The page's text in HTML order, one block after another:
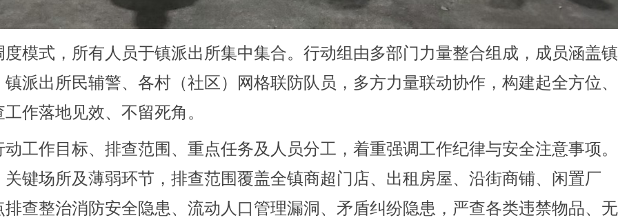
模式，所有人员于镇派出所集中集合。行动组由多部门力量整合组成，成员涵盖镇
派出所民辅警、各村（社区）网格联防队员，多方力量联动协作，构建起全方位、
作落地见效、不留死角。
工作目标、排查范围、重点任务及人员分工，着重强调工作纪律与安全注意事项。
键场所及薄弱环节，排查范围覆盖全镇商超门店、出租房屋、沿街商铺、闲置厂
查整治消防安全隐患、流动人口管理漏洞、矛盾纠纷隐患，严查各类违禁物品、无